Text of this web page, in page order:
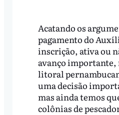
Acatando os
pagamento do
inscrição, ativa ou
avanço importante,
litoral
uma decisão
mas ainda temos
colônias de